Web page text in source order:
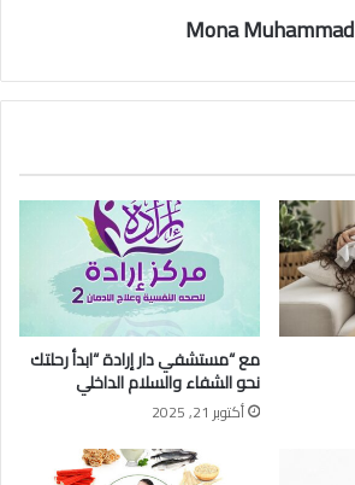
Mona Muhammad
مع “مستشفي دار إرادة “ابدأ رحلتك
نحو الشفاء والسلام الداخلي
أكتوبر 21, 2025